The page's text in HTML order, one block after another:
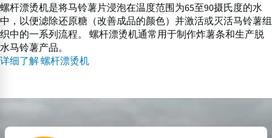
螺杆漂烫机是将马铃薯片浸泡在温度范围为65至90摄氏度的水
中，以便滤除还原糖（改善成品的颜色）并激活或灭活马铃薯组
织中的一系列流程。 螺杆漂烫机通常用于制作炸薯条和生产脱
水马铃薯产品。
详细了解 螺杆漂烫机
漂